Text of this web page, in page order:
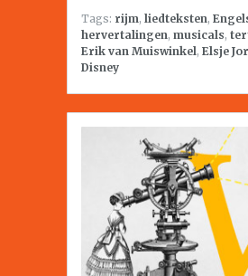
Tags: rijm, liedteksten,
hervertalingen, musicals,
Erik van Muiswinkel, Elsje
Disney